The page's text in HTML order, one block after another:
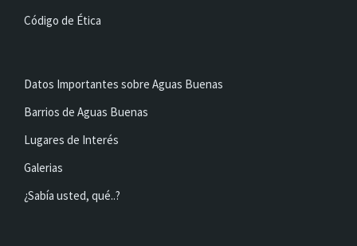
Código de Ética
Datos Importantes sobre Aguas Buenas
Barrios de Aguas Buenas
Lugares de Interés
Galerias
¿Sabía usted, qué..?